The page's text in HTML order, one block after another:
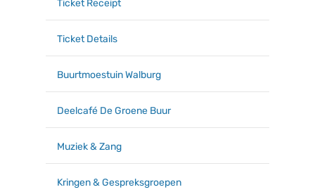
Ticket Receipt
Ticket Details
Buurtmoestuin Walburg
Deelcafé De Groene Buur
Muziek & Zang
Kringen & Gespreksgroepen